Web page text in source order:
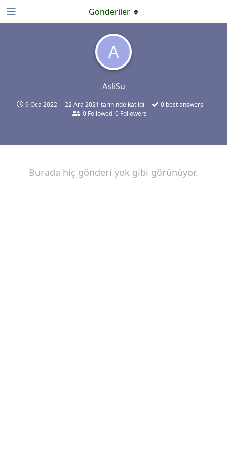
A
AsliSu
9 Oca 2022 22 Ara 2021 tarihinde katıldı 0best answers
0 Followed 0 Followers
Gönderiler
Burada hiç gönderi yok gibi görünüyor.